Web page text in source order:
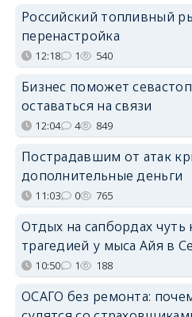
Российский топливный
перенастройка
12:18 1 540
Бизнес поможет
оставаться на связи
12:04 4 849
Пострадавшим от атак
дополнительные деньги
11:03 0 765
Отдых на сапбордах чуть
трагедией у мыса Айя в
10:50 1 188
ОСАГО без ремонта: